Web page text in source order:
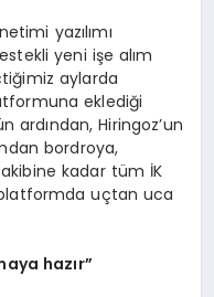
yazılımı
yeni işe alım
aylarda
eklediği
Hiringoz’un
bordroya,
kadar tüm İK
uçtan uca
hazır”